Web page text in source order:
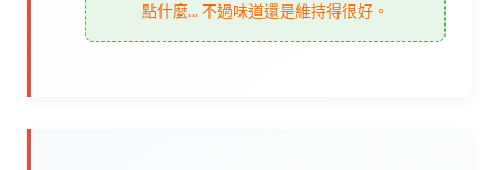
點什麼... 不過味道還是維持得很好。